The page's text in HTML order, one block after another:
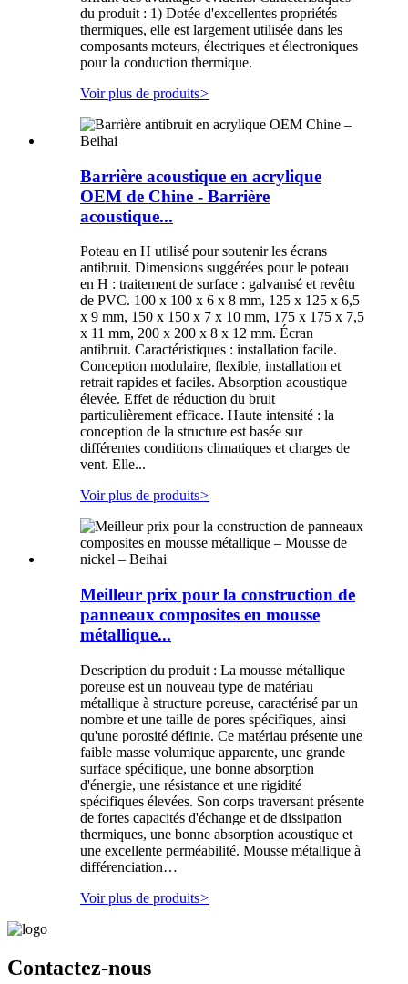
du produit : 1) Dotée d'excellentes propriétés
thermiques, elle est largement utilisée dans les
composants moteurs, électriques et électroniques
pour la conduction thermique.
Voir plus de produits>
Barrière acoustique en acrylique
OEM de Chine - Barrière
acoustique...
Poteau en H utilisé pour soutenir les écrans
antibruit. Dimensions suggérées pour le poteau
en H : traitement de surface : galvanisé et revêtu
de PVC. 100 x 100 x 6 x 8 mm, 125 x 125 x 6,5
x 9 mm, 150 x 150 x 7 x 10 mm, 175 x 175 x 7,5
x 11 mm, 200 x 200 x 8 x 12 mm. Écran
antibruit. Caractéristiques : installation facile.
Conception modulaire, flexible, installation et
retrait rapides et faciles. Absorption acoustique
élevée. Effet de réduction du bruit
particulièrement efficace. Haute intensité : la
conception de la structure est basée sur
différentes conditions climatiques et charges de
vent. Elle...
Voir plus de produits>
Meilleur prix pour la construction de
panneaux composites en mousse
métallique...
Description du produit : La mousse métallique
poreuse est un nouveau type de matériau
métallique à structure poreuse, caractérisé par un
nombre et une taille de pores spécifiques, ainsi
qu'une porosité définie. Ce matériau présente une
faible masse volumique apparente, une grande
surface spécifique, une bonne absorption
d'énergie, une résistance et une rigidité
spécifiques élevées. Son corps traversant présente
de fortes capacités d'échange et de dissipation
thermiques, une bonne absorption acoustique et
une excellente perméabilité. Mousse métallique à
différenciation…
Voir plus de produits>
Contactez-nous